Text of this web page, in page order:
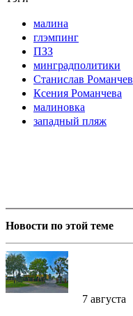
малина
глэмпинг
ПЗЗ
минградполитики
Станислав Романчев
Ксения Романчева
малиновка
западный пляж
Новости по этой теме
7 августа